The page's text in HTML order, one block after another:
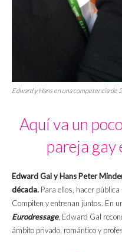
Edward y Hans en una competencia de
Aquí va un
pareja gay
Edward Gal y Hans Peter
década. Para ellos, hacer
Compiten y entrenan juntos. En
Eurodressage, Edward Gal
ámbito privado, romántico y